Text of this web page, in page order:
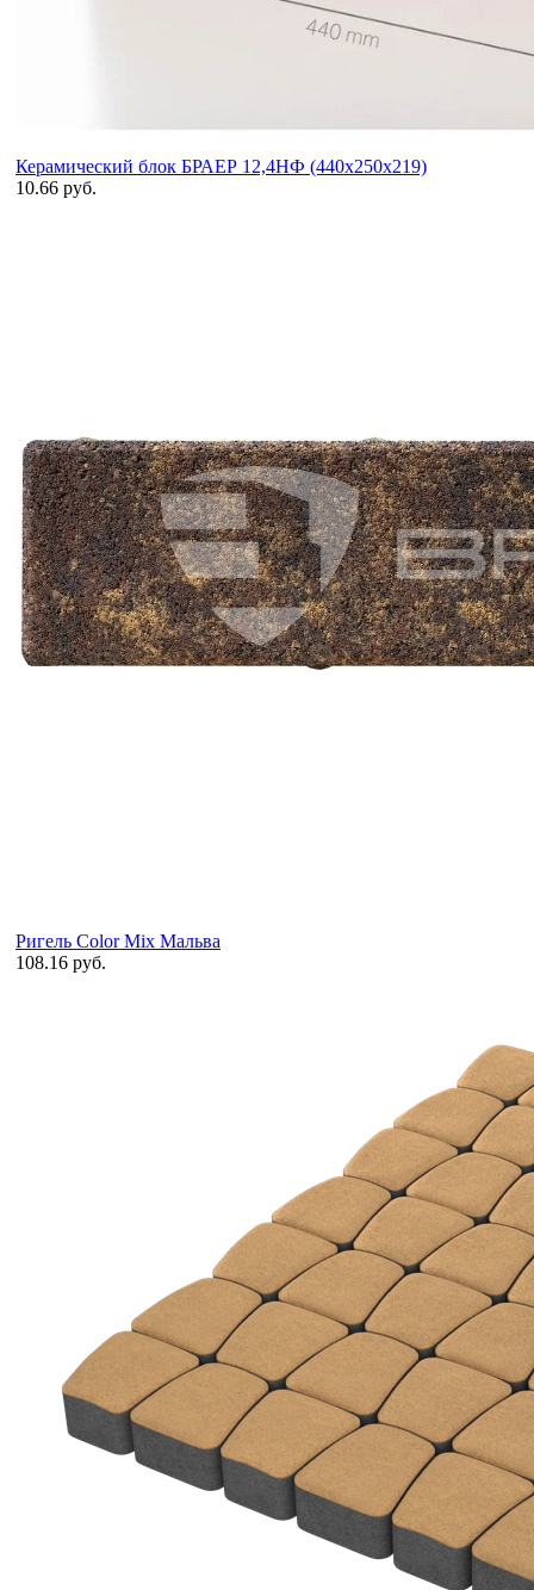
Керамический блок БРАЕР 12,4НФ (440х250х219)
10.66 руб.
Ригель Color Mix Мальва
108.16 руб.